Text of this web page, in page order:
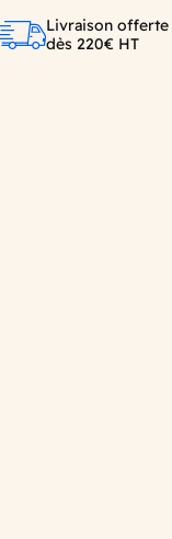
Livraison offerte
dès 220€ HT